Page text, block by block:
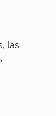
las